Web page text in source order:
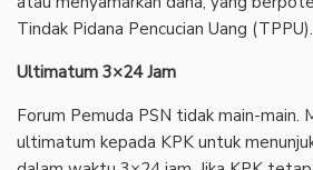
Tindak Pidana Pencucian Uang (TPPU).
Ultimatum 3×24 Jam
Forum Pemuda PSN tidak main-main.
ultimatum kepada KPK untuk